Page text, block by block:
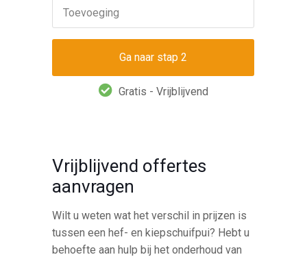
Toevoeging
Gratis - Vrijblijvend
Vrijblijvend offertes
aanvragen
Wilt u weten wat het verschil in prijzen is
tussen een hef- en kiepschuifpui? Hebt u
behoefte aan hulp bij het onderhoud van